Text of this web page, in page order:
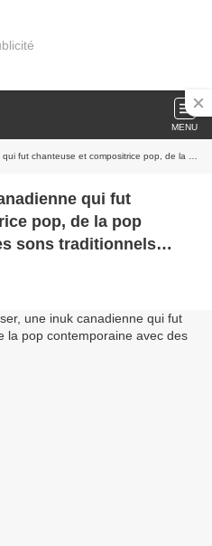
MENU
pop, de la pop contemporaine avec des sons traditionnels inuits
qui fut
pop, de la pop
sons traditionnels